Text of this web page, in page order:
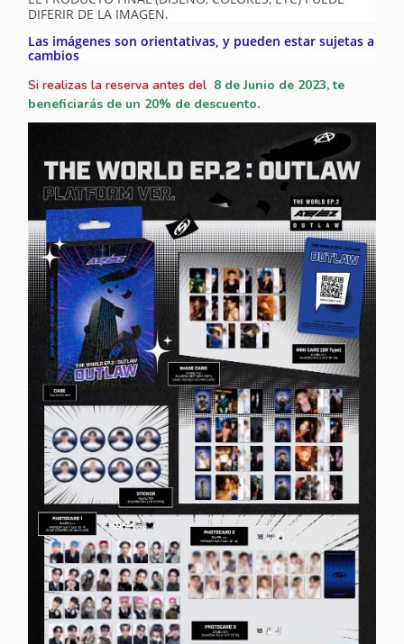
DIFERIR DE LA IMAGEN.
Las imágenes son orientativas, y pueden estar sujetas a
cambios
Si realizas la reserva antes del 8 de Junio de 2023, te
beneficiarás de un 20% de descuento.